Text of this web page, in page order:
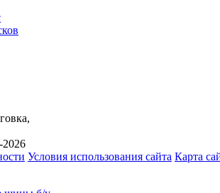
Условия использования сайта Карта